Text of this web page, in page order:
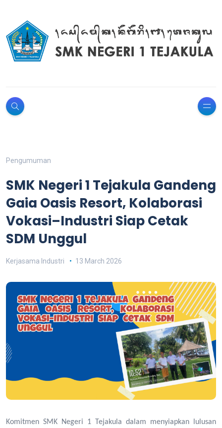
Pengumuman
SMK Negeri 1 Tejakula Gandeng
Gaia Oasis Resort, Kolaborasi
Vokasi–Industri Siap Cetak
SDM Unggul
Kerjasama Industri 13 March 2026
Komitmen SMK Negeri 1 Tejakula dalam menyiapkan lulusan